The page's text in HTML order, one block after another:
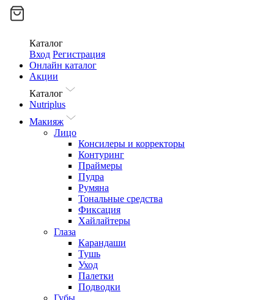
Каталог
Вход Регистрация
Онлайн каталог
Акции
Каталог
Nutriplus
Макияж
Лицо
Консилеры и корректоры
Контуринг
Праймеры
Пудра
Румяна
Тональные средства
Фиксация
Хайлайтеры
Глаза
Карандаши
Тушь
Уход
Палетки
Подводки
Губы